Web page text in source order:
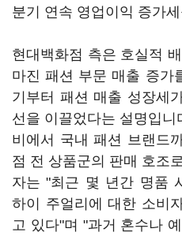
분기 연속 영업이익 증가
현대백화점 측은 호실적
마진 패션 부문 매출 증가
기부터 패션 매출 성장세
선을 이끌었다는 설명입
비에서 국내 패션 브랜드
점 전 상품군의 판매 호조
자는 "최근 몇 년간 명품
하이 주얼리에 대한 소비
고 있다"며 "과거 혼수나